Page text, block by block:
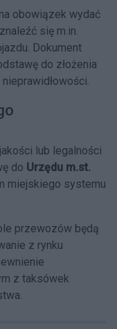
obowiązek wydać
się m.in.
Dokument
do złożenia
lub legalności
do Urzędu m.st.
miejskiego systemu
przewozów będą
z rynku
z taksówek